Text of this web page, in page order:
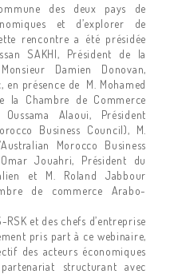
des deux pays de
et d’explorer de
rencontre a été présidée
SAKHI, Président de la
Damien Donovan,
en présence de M. Mohamed
la Chambre de Commerce
Alaoui, Président
Business Council), M.
Morocco Business
Jouahri, Président du
et M. Roland Jabbour
de commerce Arabo-
et des chefs d’entreprise
pris part à ce webinaire,
des acteurs économiques
structurant avec